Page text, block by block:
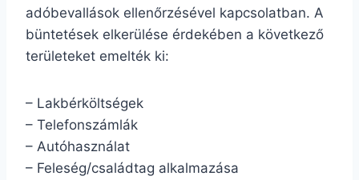
adóbevallások ellenőrzésével kapcsolatban. A
büntetések elkerülése érdekében a következő
területeket emelték ki:
– Lakbérköltségek
– Telefonszámlák
– Autóhasználat
– Feleség/családtag alkalmazása